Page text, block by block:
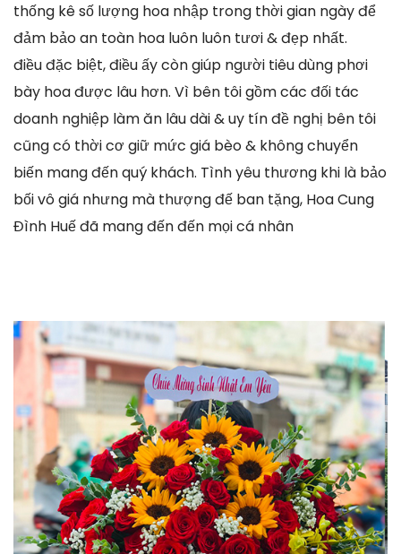
thống kê số lượng hoa nhập trong thời gian ngày để
đảm bảo an toàn hoa luôn luôn tươi & đẹp nhất.
điều đặc biệt, điều ấy còn giúp người tiêu dùng phơi
bày hoa được lâu hơn. Vì bên tôi gồm các đối tác
doanh nghiệp làm ăn lâu dài & uy tín đề nghị bên tôi
cũng có thời cơ giữ mức giá bèo & không chuyển
biến mang đến quý khách. Tình yêu thương khi là bảo
bối vô giá nhưng mà thượng đế ban tặng, Hoa Cung
Đình Huế đã mang đến đến mọi cá nhân